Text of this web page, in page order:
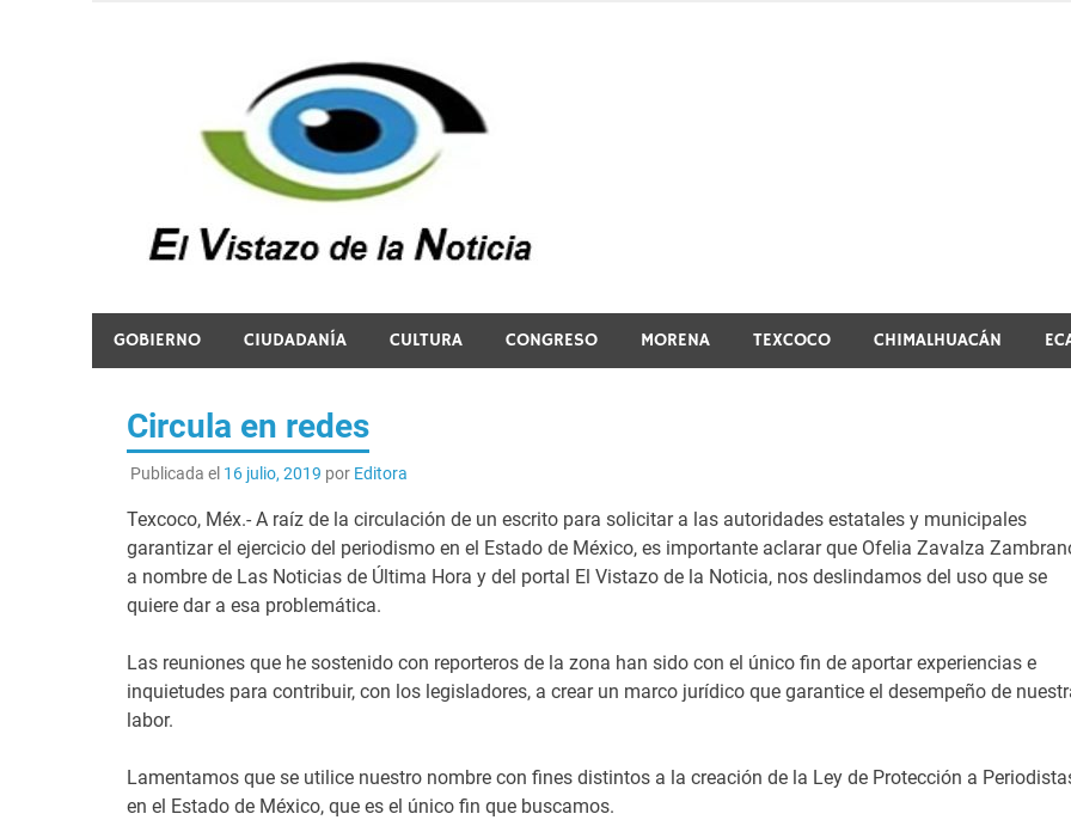
GOBIERNO CIUDADANÍA CULTURA CONGRESO MORENA TEXCOCO CHIMALHUACÁN
Circula en redes
Publicada el 16 julio, 2019 por Editora
Texcoco, Méx.- A raíz de la circulación de un escrito para solicitar a las autoridades estatales y municipales
garantizar el ejercicio del periodismo en el Estado de México, es importante aclarar que Ofelia Zavalza
a nombre de Las Noticias de Última Hora y del portal El Vistazo de la Noticia, nos deslindamos del uso que se
quiere dar a esa problemática.
Las reuniones que he sostenido con reporteros de la zona han sido con el único fin de aportar experiencias e
inquietudes para contribuir, con los legisladores, a crear un marco jurídico que garantice el desempeño de
labor.
Lamentamos que se utilice nuestro nombre con fines distintos a la creación de la Ley de Protección a
en el Estado de México, que es el único fin que buscamos.